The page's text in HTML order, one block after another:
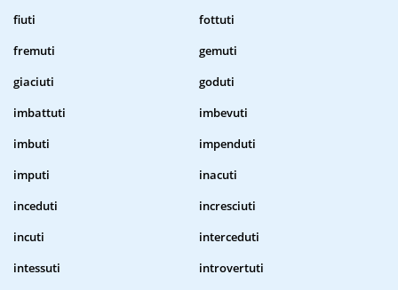
fiuti
fottuti
fremuti
gemuti
giaciuti
goduti
imbattuti
imbevuti
imbuti
impenduti
imputi
inacuti
inceduti
incresciuti
incuti
interceduti
intessuti
introvertuti